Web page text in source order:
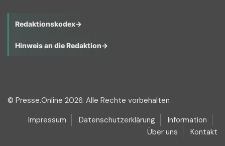
Redaktionskodex→
Hinweis an die Redaktion→
© Presse.Online 2026. Alle Rechte vorbehalten
Impressum
Datenschutzerklärung
Information
Über uns
Kontakt